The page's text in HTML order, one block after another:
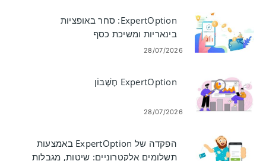
ExpertOption: סחר באופציות
בינאריות ומשיכת כסף
28/07/2026
ExpertOption חֶשְׁבּוֹן
28/07/2026
הפקדה של ExpertOption באמצעות
תשלומים אלקטרוניים: שיטות, מגבלות